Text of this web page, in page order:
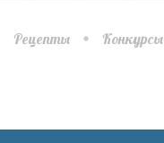
Рецепты Конкурсы